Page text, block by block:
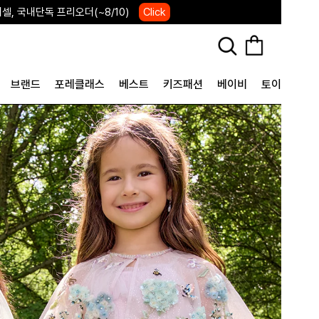
셀, 국내단독 프리오더(~8/10) Click
브랜드 포레클래스 베스트 키즈패션 베이비 토이&굿즈